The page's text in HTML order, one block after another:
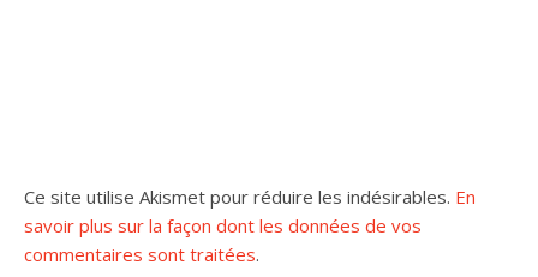
Ce site utilise Akismet pour réduire les indésirables. En
savoir plus sur la façon dont les données de vos
commentaires sont traitées.